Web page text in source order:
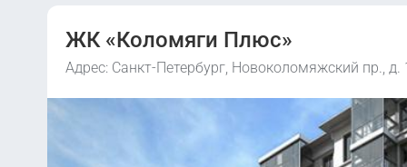
ЖК «Коломяги Плюс»
Адрес: Санкт-Петербург, Новоколомяжский пр., д.